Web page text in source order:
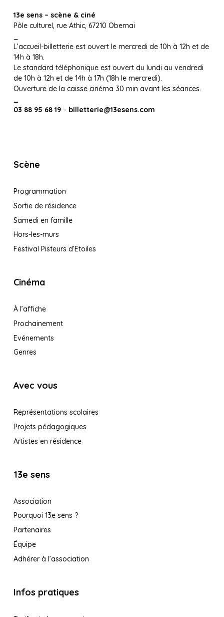
13e sens – scène & ciné
Pôle culturel, rue Athic, 67210 Obernai
L’accueil-billetterie est ouvert le mercredi de 10h à 12h et de
14h à 18h.
Le standard téléphonique est ouvert du lundi au vendredi
de 10h à 12h et de 14h à 17h (18h le mercredi).
Ouverture de la caisse cinéma 30 min avant les séances.
03 88 95 68 19– billetterie@13esens.com
Scène
Programmation
Sortie de résidence
Samedi en famille
Hors-les-murs
Festival Pisteurs d’Etoiles
Cinéma
À l’affiche
Prochainement
Evénements
Genres
Avec vous
Représentations scolaires
Projets pédagogiques
Artistes en résidence
13e sens
Association
Pourquoi 13e sens ?
Partenaires
Équipe
Adhérer à l’association
Infos pratiques